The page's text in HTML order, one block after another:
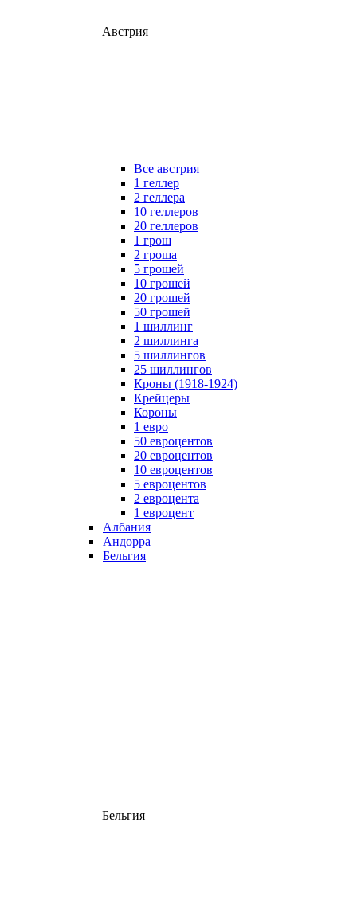
Австрия
Все австрия
1 геллер
2 геллера
10 геллеров
20 геллеров
1 грош
2 гроша
5 грошей
10 грошей
20 грошей
50 грошей
1 шиллинг
2 шиллинга
5 шиллингов
25 шиллингов
Кроны (1918-1924)
Крейцеры
Короны
1 евро
50 евроцентов
20 евроцентов
10 евроцентов
5 евроцентов
2 евроцента
1 евроцент
Албания
Андорра
Бельгия
Бельгия